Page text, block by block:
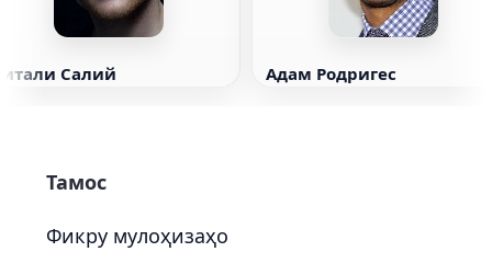
Салий Адам Родригес
Тамос
Фикру мулоҳизаҳо